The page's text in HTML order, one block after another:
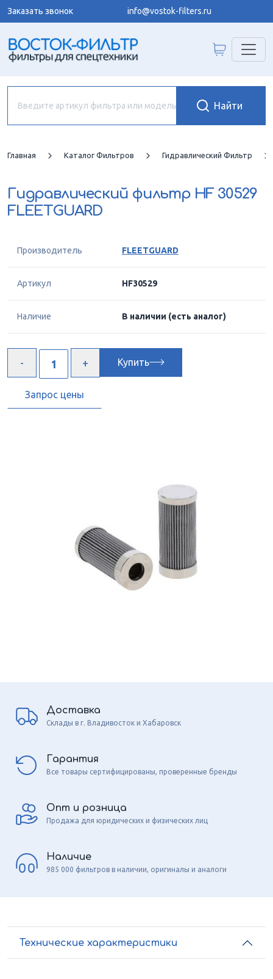
Заказать звонок info@vostok-filters.ru
Главная Каталог Фильтров Гидравлический Фильтр
Гидравлический фильтр HF 30529
FLEETGUARD
Производитель FLEETGUARD
Артикул HF30529
Наличие В наличии (есть аналог)
Купить
Запрос цены
Доставка
Склады в г. Владивосток и Хабаровск
Гарантия
Все товары сертифицированы, проверенные бренды
Опт и розница
Продажа для юридических и физических лиц
Наличие
985 000 фильтров в наличии, оригиналы и аналоги
Технические характеристики